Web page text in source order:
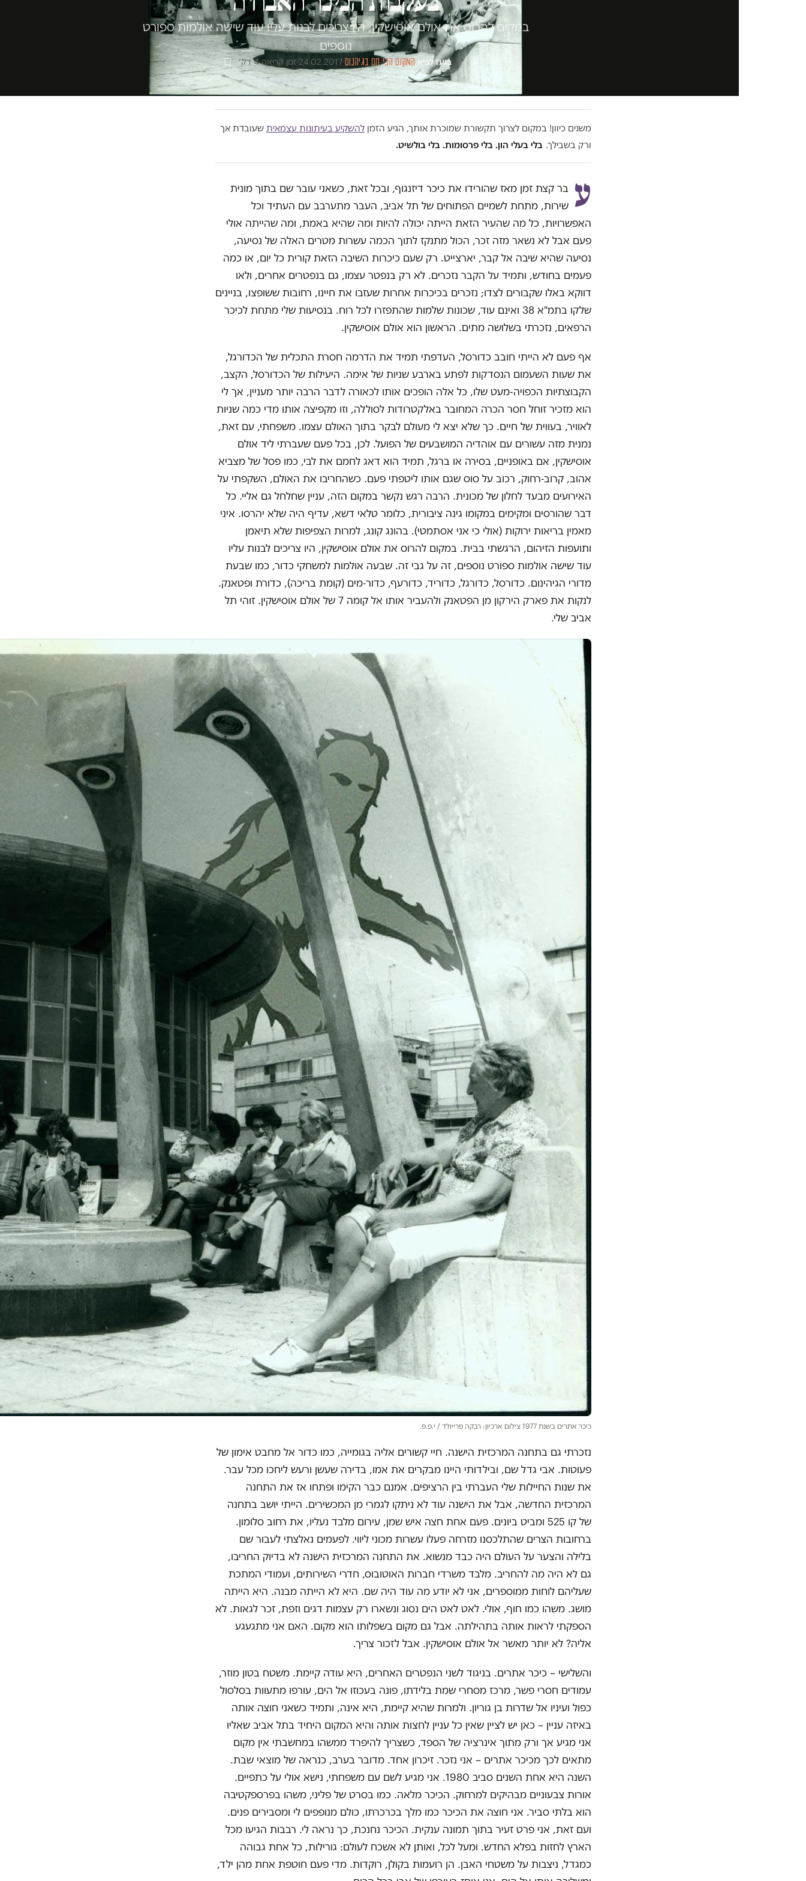
במקום להרוס את אולם אוסישקין, היו צריכים לבנות עליו עוד שישה אולמות ספורט
נוספים
בועז לביא·המקום הכי חם בגיהנום·
24.02.2017
·זמן קריאה 4 דק׳
משנים כיוון! במקום לצרוך תקשורת שמוכרת אותך, הגיע הזמן להשקיע בעיתונות עצמאית שעובדת אך
ורק בשבילך. בלי בעלי הון. בלי פרסומות. בלי בולשיט.
ע בר קצת זמן מאז שהורידו את כיכר דיזנגוף, ובכל זאת, כשאני עובר שם בתוך מונית
שירות, מתחת לשמיים הפתוחים של תל אביב, העבר מתערבב עם העתיד וכל
האפשרויות, כל מה שהעיר הזאת הייתה יכולה להיות ומה שהיא באמת, ומה שהייתה אולי
פעם אבל לא נשאר מזה זכר, הכול מתנקז לתוך הכמה עשרות מטרים האלה של נסיעה,
נסיעה שהיא שיבה אל קבר, יארצייט. רק שעם כיכרות השיבה הזאת קורית כל יום, או כמה
פעמים בחודש, ותמיד על הקבר נזכרים. לא רק בנפטר עצמו, גם בנפטרים אחרים, ולאו
דווקא באלו שקבורים לצדו; נזכרים בכיכרות אחרות שעזבו את חיינו, רחובות ששופצו, בניינים
שלקו בתמ"א 38 ואינם עוד, שכונות שלמות שהתפזרו לכל רוח. בנסיעות שלי מתחת לכיכר
הרפאים, נזכרתי בשלושה מתים. הראשון הוא אולם אוסישקין.
אף פעם לא הייתי חובב כדורסל, העדפתי תמיד את הדרמה חסרת התכלית של הכדורגל,
את שעות השעמום הנסדקות לפתע בארבע שניות של אימה. היעילות של הכדורסל, הקצב,
הקבוצתיות הכפויה-מעט שלו, כל אלה הופכים אותו לכאורה לדבר הרבה יותר מעניין, אך לי
הוא מזכיר זוחל חסר הכרה המחובר באלקטרודות לסוללה, וזו מקפיצה אותו מדי כמה שניות
לאוויר, בעווית של חיים. כך שלא יצא לי מעולם לבקר בתוך האולם עצמו. משפחתי, עם זאת,
נמנית מזה עשורים עם אוהדיה המושבעים של הפועל. לכן, בכל פעם שעברתי ליד אולם
אוסישקין, אם באופניים, בסירה או ברגל, תמיד הוא דאג לחמם את לבי, כמו פסל של מצביא
אהוב, קרוב-רחוק, רכוב על סוס שגם אותו ליטפתי פעם. כשהחריבו את האולם, השקפתי על
האירועים מבעד לחלון של מכונית. הרבה רגש נקשר במקום הזה, עניין שחלחל גם אליי. כל
דבר שהורסים ומקימים במקומו גינה ציבורית, כלומר טלאי דשא, עדיף היה שלא יהרסו. איני
מאמין בריאות ירוקות (אולי כי אני אסתמטי). בהונג קונג, למרות הצפיפות שלא תיאמן
ותועפות הזיהום, הרגשתי בבית. במקום להרוס את אולם אוסישקין, היו צריכים לבנות עליו
עוד שישה אולמות ספורט נוספים, זה על גבי זה. שבעה אולמות למשחקי כדור, כמו שבעת
מדורי הגיהינום. כדורסל, כדורגל, כדוריד, כדורעף, כדור-מים (קומת בריכה), כדורת ופטאנק.
לנקות את פארק הירקון מן הפטאנק ולהעביר אותו אל קומה 7 של אולם אוסישקין. זוהי תל
אביב שלי.
כיכר אתרים בשנת 1977 צילום ארכיון: רבקה פרייולד / י.פ.פ.
נזכרתי גם בתחנה המרכזית הישנה. חיי קשורים אליה בגומייה, כמו כדור אל מחבט אימון של
פעוטות. אבי גדל שם, ובילדותי היינו מבקרים את אמו, בדירה שעשן ורעש ליחכו מכל עבר.
את שנות החיילות שלי העברתי בין הרציפים. אמנם כבר הקימו ופתחו אז את התחנה
המרכזית החדשה, אבל את הישנה עוד לא ניתקו לגמרי מן המכשירים. הייתי יושב בתחנה
של קו 525 ומביט ביונים. פעם אחת חצה איש שמן, עירום מלבד נעליו, את רחוב סלומון.
ברחובות הצרים שהתלכסנו מזרחה פעלו עשרות מכוני ליווי. לפעמים נאלצתי לעבור שם
בלילה והצער על העולם היה כבד מנשוא. את התחנה המרכזית הישנה לא בדיוק החריבו,
גם לא היה מה להחריב. מלבד משרדי חברות האוטובוס, חדרי השירותים, ועמודי המתכת
שעליהם לוחות ממוספרים, אני לא יודע מה עוד היה שם. היא לא הייתה מבנה. היא הייתה
מושג. משהו כמו חוף, אולי. לאט לאט הים נסוג ונשארו רק עצמות דגים וזפת, זכר לגאות. לא
הספקתי לראות אותה בתהילתה. אבל גם מקום בשפלותו הוא מקום. האם אני מתגעגע
אליה? לא יותר מאשר אל אולם אוסישקין. אבל לזכור צריך.
והשלישי – כיכר אתרים. בניגוד לשני הנפטרים האחרים, היא עודה קיימת. משטח בטון מוזר,
עמודים חסרי פשר, מרכז מסחרי שמת בלידתו, פונה בעכוזו אל הים, עורפו מתעוות בסלסול
כפול ועיניו אל שדרות בן גוריון. ולמרות שהיא קיימת, היא אינה, ותמיד כשאני חוצה אותה
באיזה עניין – כאן יש לציין שאין כל עניין לחצות אותה והיא המקום היחיד בתל אביב שאליו
אני מגיע אך ורק מתוך אינרציה של הספד, כשצריך להיפרד ממשהו במחשבתי אין מקום
מתאים לכך מכיכר אתרים – אני נזכר. זיכרון אחד. מדובר בערב, כנראה של מוצאי שבת.
השנה היא אחת השנים סביב 1980. אני מגיע לשם עם משפחתי, נישא אולי על כתפיים.
אורות צבעוניים מבהיקים למרחוק. הכיכר מלאה. כמו בסרט של פליני, משהו בפרספקטיבה
הוא בלתי סביר. אני חוצה את הכיכר כמו מלך בכרכרתו, כולם מנופפים לי ומסבירים פנים.
ועם זאת, אני פרט זעיר בתוך תמונה ענקית. הכיכר נחנכת, כך נראה לי. רבבות הגיעו מכל
הארץ לחזות בפלא החדש. ומעל לכל, ואותן לא אשכח לעולם: גורילות, כל אחת גבוהה
כמגדל, ניצבות על משטחי האבן. הן רועמות בקולן, רוקדות. מדי פעם חוטפת אחת מהן ילד,